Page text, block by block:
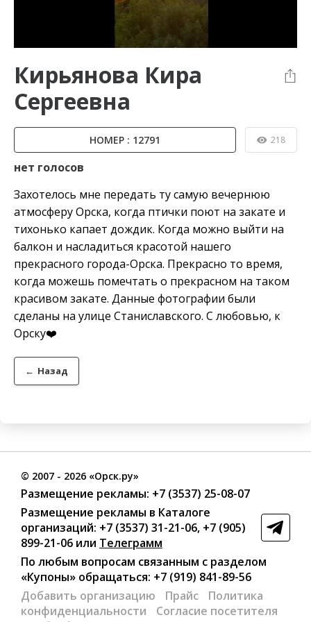
Кирьянова Кира
Сергеевна
НОМЕР : 12791 218
нет голосов
Захотелось мне передать ту самую вечернюю
атмосферу Орска, когда птички поют на закате и
тихонько капает дождик. Когда можно выйти на
балкон и насладиться красотой нашего
прекрасного города-Орска. Прекрасно то время,
когда можешь помечтать о прекрасном на таком
красивом закате. Данные фотографии были
сделаны на улице Станиславского. С любовью, к
Орску❤️
← Назад
© 2007 - 2026 «Орск.ру»
Размещение рекламы: +7 (3537) 25-08-07
Размещение рекламы в Каталоге
организаций: +7 (3537) 31-21-06, +7 (905)
899-21-06 или Телеграмм
По любым вопросам связанным с разделом
«Купоны» обращаться: +7 (919) 841-89-56
Добавить организацию
Прайс
Политика
конфиденциальности
Согласие посетителя